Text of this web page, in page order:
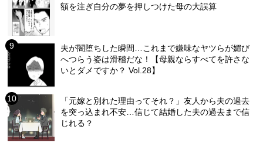
額を注ぎ自分の夢を押しつけた母の大誤算
夫が闇堕ちした瞬間…これまで嫌味なヤツらが媚び
へつらう姿は滑稽だな！【母親ならすべてを許さな
いとダメですか？ Vol.28】
「元嫁と別れた理由ってそれ？」友人から夫の過去
を突っ込まれ不安…信じて結婚した夫の過去まで信
じれる？